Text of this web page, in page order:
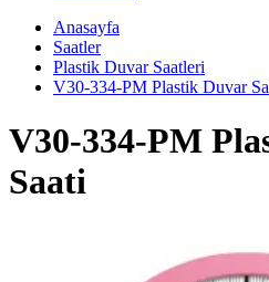
Anasayfa
Saatler
Plastik Duvar Saatleri
V30-334-PM Plastik Duvar
V30-334-PM
Saati